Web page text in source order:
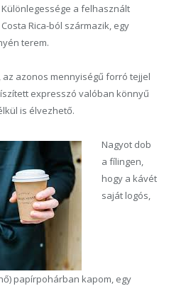
a felhasznált
Rica-ból származik, egy
terem.
az azonos mennyiségű forró tejjel
expresszó valóban könnyű
is élvezhető.
Nagyot dob
a fílingen,
hogy a kávét
saját logós,
papírpohárban kapom, egy